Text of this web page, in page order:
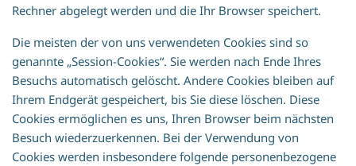
Rechner abgelegt werden und die Ihr Browser speichert.
Die meisten der von uns verwendeten Cookies sind so
genannte „Session-Cookies“. Sie werden nach Ende Ihres
Besuchs automatisch gelöscht. Andere Cookies bleiben auf
Ihrem Endgerät gespeichert, bis Sie diese löschen. Diese
Cookies ermöglichen es uns, Ihren Browser beim nächsten
Besuch wiederzuerkennen. Bei der Verwendung von
Cookies werden insbesondere folgende personenbezogene